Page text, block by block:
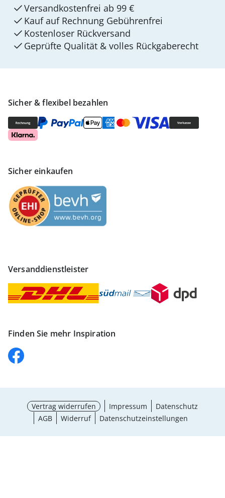
Sicher & flexibel bezahlen
Sicher einkaufen
Versanddienstleister
Finden Sie mehr Inspiration
Versandkostenfrei ab 99 €
Kauf auf Rechnung Gebührenfrei
Kostenloser Rückversand
Geprüfte Qualität & volles Rückgaberecht
Vertrag widerrufen Impressum
Datenschutz
AGB
Widerruf Datenschutzeinstellungen